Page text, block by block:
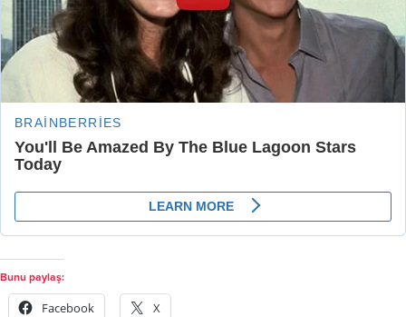
Bunu paylaş:
Facebook X